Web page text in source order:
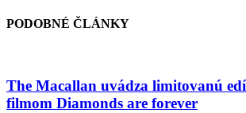
PODOBNÉ ČLÁNKY
The Macallan uvádza limitovanú
filmom Diamonds are forever